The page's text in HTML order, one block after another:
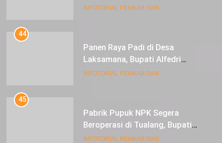
Hijriah di Lapangan Tugu Siak
INFOTORIAL PEMKAB SIAK
44
Panen Raya Padi di Desa
Laksamana, Bupati Alfedri
Serahkan 16 Unit Mesin Pompa Air
INFOTORIAL PEMKAB SIAK
45
Pabrik Pupuk NPK Segera
Beroperasi di Tualang, Bupati
Alfedri Investasi ini Tingkatkan
INFOTORIAL PEMKAB SIAK